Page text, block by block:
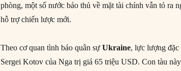
phòng, một số nước bảo thủ về mặt tài chính vẫn tỏ ra
hỗ trợ chiến lược mới.
Theo cơ quan tình báo quân sựUkraine, lực lượng đặc
Sergei Kotov của Nga trị giá 65 triệu USD. Con tàu